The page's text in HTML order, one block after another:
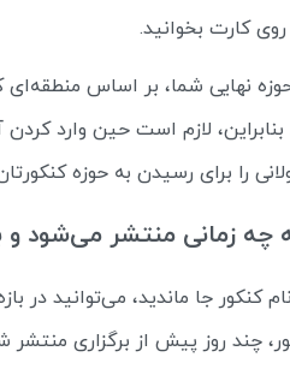
نهایی شما، بر اساس منطقه‌ای
لازم است حین وارد
را برای رسیدن به حوزه
چه زمانی منتشر می‌شود و
کنکور جا ماندید، می‌توانید در
چند روز پیش از برگزاری